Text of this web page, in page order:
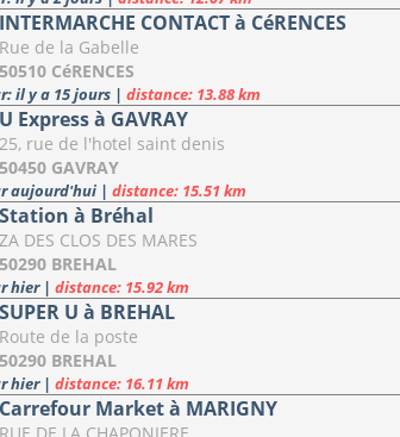
INTERMARCHE CONTACT à CéRENCES
Rue de la Gabelle
50510 CéRENCES
il y a 15 jours | distance: 13.88 km
U Express à GAVRAY
25, rue de l'hotel saint denis
50450 GAVRAY
aujourd'hui | distance: 15.51 km
Station à Bréhal
ZA DES CLOS DES MARES
50290 BREHAL
hier | distance: 15.92 km
SUPER U à BREHAL
Route de la poste
50290 BREHAL
hier | distance: 16.11 km
Carrefour Market à MARIGNY